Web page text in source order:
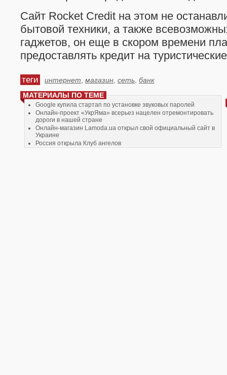
Сайт Rocket Credit на этом не
бытовой техники, а также
гаджетов, он еще в скором времени
предоставлять кредит на
теги интернет магазин сеть банк
МАТЕРИАЛЫ ПО ТЕМЕ
Google купила стартап по установке звуковых паролей
Онлайн-проект «УкрЯма» всерьез нацелен отремонтировать
дороги в нашей стране
Онлайн-магазин Lamoda.ua открыл свой официальный сайт в
Украине
Россия открыла Клуб ангелов